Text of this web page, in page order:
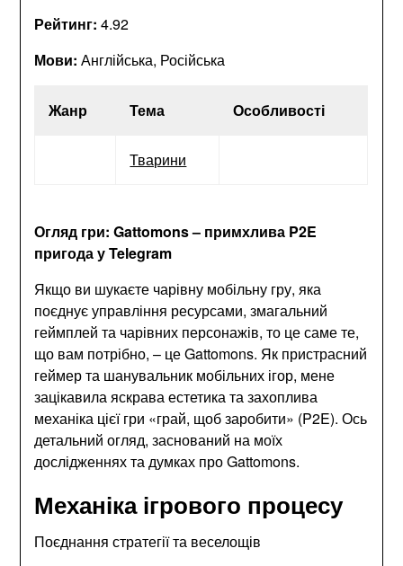
Рейтинг: 4.92
Мови: Англійська, Російська
Жанр Тема Особливості
Тварини
Огляд гри: Gattomons – примхлива P2E
пригода у Telegram
Якщо ви шукаєте чарівну мобільну гру, яка
поєднує управління ресурсами, змагальний
геймплей та чарівних персонажів, то це саме те,
що вам потрібно, – це Gattomons. Як пристрасний
геймер та шанувальник мобільних ігор, мене
зацікавила яскрава естетика та захоплива
механіка цієї гри «грай, щоб заробити» (P2E). Ось
детальний огляд, заснований на моїх
дослідженнях та думках про Gattomons.
Механіка ігрового процесу
Поєднання стратегії та веселощів